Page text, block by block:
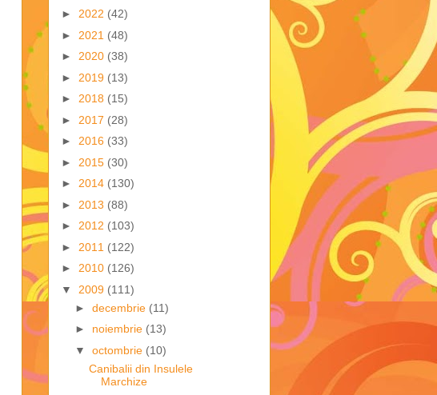
► 2022 (42)
► 2021 (48)
► 2020 (38)
► 2019 (13)
► 2018 (15)
► 2017 (28)
► 2016 (33)
► 2015 (30)
► 2014 (130)
► 2013 (88)
► 2012 (103)
► 2011 (122)
► 2010 (126)
▼ 2009 (111)
► decembrie (11)
► noiembrie (13)
▼ octombrie (10)
Canibalii din Insulele
Marchize